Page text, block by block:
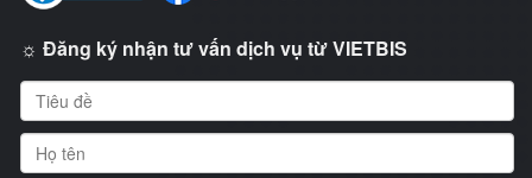
☼ Đăng ký nhận tư vấn dịch vụ từ VIETBIS